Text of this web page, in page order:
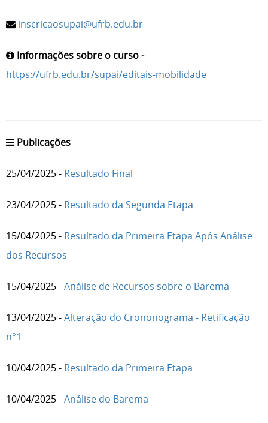
inscricaosupai@ufrb.edu.br
Informações sobre o curso -
https://ufrb.edu.br/supai/editais-mobilidade
Publicações
25/04/2025 - Resultado Final
23/04/2025 - Resultado da Segunda Etapa
15/04/2025 - Resultado da Primeira Etapa Após Análise
dos Recursos
15/04/2025 -Análise de Recursos sobre o Barema
13/04/2025 -Alteração do Crononograma - Retificação
n°1
10/04/2025 - Resultado da Primeira Etapa
10/04/2025 -Análise do Barema